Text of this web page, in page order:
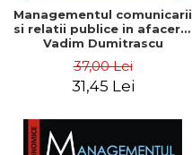
ÎN CURS DE APARIȚIE
NOUTĂȚI
PACHETE DE STUDIU
PROMOȚIILE LUNII
ULTIMELE EXEMPLARE
Managementul comunicarii
si relatii publice in afaceri -
Vadim Dumitrascu
37,00 Lei
31,45 Lei